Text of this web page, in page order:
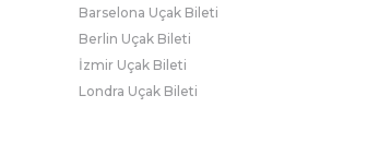
Barselona Uçak Bileti
Berlin Uçak Bileti
İzmir Uçak Bileti
Londra Uçak Bileti